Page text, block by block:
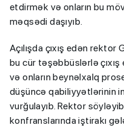
etdirmək və onların bu
məqsədi daşıyıb.
Açılışda çıxış edən
bu cür təşəbbüslərlə
və onların beynəlxalq
düşüncə qabiliyyətlərinin
vurğulayıb. Rektor
konfranslarında iştirakı